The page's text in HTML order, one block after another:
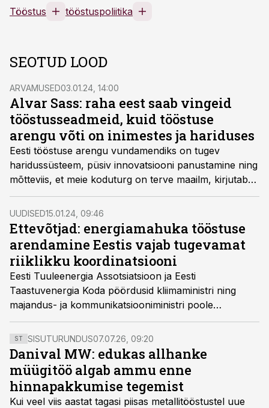
Tööstus tööstuspoliitika
SEOTUD LOOD
ARVAMUSED03.01.24, 14:00
Alvar Sass: raha eest saab vingeid
tööstusseadmeid, kuid tööstuse
arengu võti on inimestes ja hariduses
Eesti tööstuse arengu vundamendiks on tugev
haridussüsteem, püsiv innovatsiooni panustamine ning
mõtteviis, et meie koduturg on terve maailm, kirjutab
Harju Elekter Eesti üksuse tegevjuht Alvar Sass
vastuseks Tööstusuudiste küsimusele Eesti tööstuse
"pikast plaanist".
UUDISED15.01.24, 09:46
Ettevõtjad: energiamahuka tööstuse
arendamine Eestis vajab tugevamat
riiklikku koordinatsiooni
Eesti Tuuleenergia Assotsiatsioon ja Eesti
Taastuvenergia Koda pöördusid kliimaministri ning
majandus- ja kommunikatsiooniministri poole
ettepanekuga luua valitsuse juurde kõrgetasemeline ja
laiapindne juhtrühm, mis riiklike otsuste ning
energiatootjate tegevuste toel tooks Eesti majandusse
miljarditesse eurodesse ulatuvaid investeeringuid,
majanduskasvu, töökohti ja innovatsiooni.
ST SISUTURUNDUS07.07.26, 09:20
Danival MW: edukas allhanke
müügitöö algab ammu enne
hinnapakkumise tegemist
Kui veel viis aastat tagasi piisas metallitööstustel uue